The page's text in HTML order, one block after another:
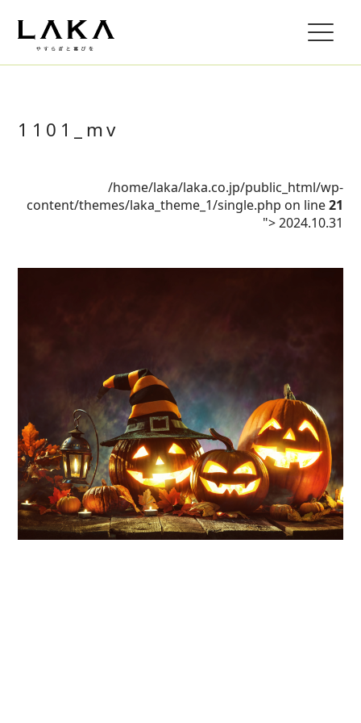
1101_mv
/home/laka/laka.co.jp/public_html/wp-
content/themes/laka_theme_1/single.php on line21
">2024.10.31